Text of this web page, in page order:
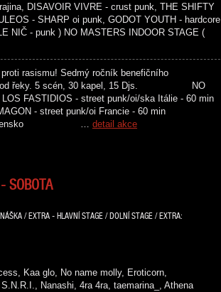
DISAVOIR VIVRE - crust punk, THE SHIFTY
- SHARP oi punk, GODOT YOUTH - hardcore
NIČ - punk ) NO MASTERS INDOOR STAGE (
rasismu! Sedmý ročník benefičního
od řeky. 5 scén, 30 kapel, 15 Djs. NO
FASTIDIOS - street punk/oi/ska Itálie - 60 min
- street punk/oi Francie - 60 min
Slovensko … detail akce
/ EXTRA - HLAVNÍ STAGE / DOLNÍ STAGE / EXTRA:
Kaa glo, No name molly, Eroticorn,
Nanashi, 4ra 4ra, taemarina_, Athena